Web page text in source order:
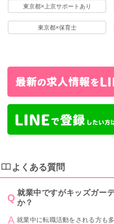
東京都×上京サポートあり
東京都×保育士
よくある質問
就業中ですがキッズガー
か？
就業中に転職活動をされる方も